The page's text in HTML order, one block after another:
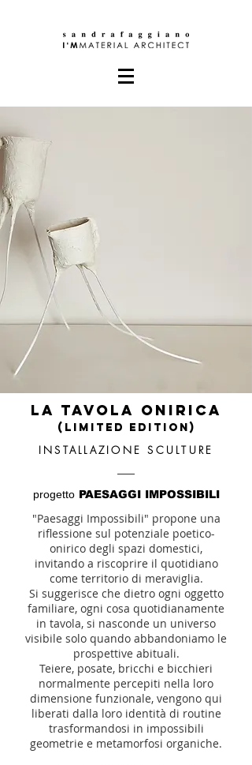
LA TAVOLA ONIRICA
(limited edition)
INSTALLAZIONE SCULTURE
progettoPAESAGGI IMPOSSIBILI
"Paesaggi Impossibili" propone una
riflessione sul potenziale poetico-
onirico degli spazi domestici,
invitando a riscoprire il quotidiano
come territorio di meraviglia.
Si suggerisce che dietro ogni oggetto
familiare, ogni cosa quotidianamente
in tavola, si nasconde un universo
visibile solo quando abbandoniamo le
prospettive abituali.
Teiere, posate, bricchi e bicchieri
normalmente percepiti nella loro
dimensione funzionale, vengono qui
liberati dalla loro identità di routine
trasformandosi in impossibili
geometrie e metamorfosi organiche.